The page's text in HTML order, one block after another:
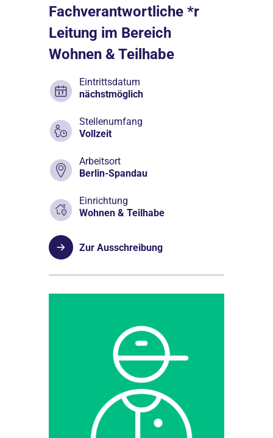
Fachverantwortliche *r
Leitung im Bereich
Wohnen & Teilhabe
Eintrittsdatum
nächstmöglich
Stellenumfang
Vollzeit
Arbeitsort
Berlin-Spandau
Einrichtung
Wohnen & Teilhabe
Zur Ausschreibung